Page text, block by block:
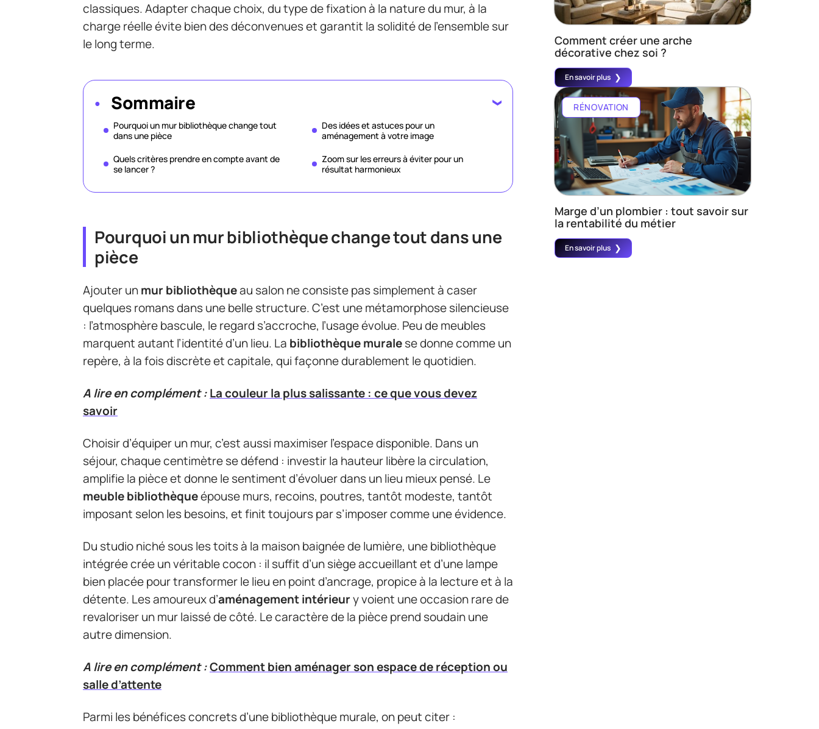
classiques. Adapter chaque choix, du type de fixation à la nature du mur, à la
charge réelle évite bien des déconvenues et garantit la solidité de l’ensemble sur
le long terme.
Sommaire
Pourquoi un mur bibliothèque change tout
dans une pièce
Quels critères prendre en compte avant de
se lancer ?
Des idées et astuces pour un
aménagement à votre image
Zoom sur les erreurs à éviter pour un
résultat harmonieux
Pourquoi un mur bibliothèque change tout dans une
pièce
Ajouter unmur bibliothèqueau salon ne consiste pas simplement à caser
quelques romans dans une belle structure. C’est une métamorphose silencieuse
: l’atmosphère bascule, le regard s’accroche, l’usage évolue. Peu de meubles
marquent autant l’identité d’un lieu. La bibliothèque muralese donne comme un
repère, à la fois discrète et capitale, qui façonne durablement le quotidien.
A lire en complément :La couleur la plus salissante : ce que vous devez
savoir
Choisir d’équiper un mur, c’est aussi maximiser l’espace disponible. Dans un
séjour, chaque centimètre se défend : investir la hauteur libère la circulation,
amplifie la pièce et donne le sentiment d’évoluer dans un lieu mieux pensé. Le
meuble bibliothèqueépouse murs, recoins, poutres, tantôt modeste, tantôt
imposant selon les besoins, et finit toujours par s’imposer comme une évidence.
Du studio niché sous les toits à la maison baignée de lumière, une bibliothèque
intégrée crée un véritable cocon : il suffit d’un siège accueillant et d’une lampe
bien placée pour transformer le lieu en point d’ancrage, propice à la lecture et à la
détente. Les amoureux d’aménagement intérieury voient une occasion rare de
revaloriser un mur laissé de côté. Le caractère de la pièce prend soudain une
autre dimension.
A lire en complément :Comment bien aménager son espace de réception ou
salle d’attente
Parmi les bénéfices concrets d’une bibliothèque murale, on peut citer :
Comment créer une arche
décorative chez soi ?
En savoir plus
RÉNOVATION
Marge d’un plombier : tout savoir sur
la rentabilité du métier
En savoir plus